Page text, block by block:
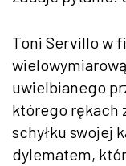
Toni Servillo w
uwielbianego
którego rękach
schyłku swojej
dylematem,